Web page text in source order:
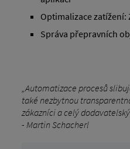
Optimalizace
Správa přepravních
„Automatizace procesů
také nezbytnou
zákazníci a celý
- Martin Schacherl